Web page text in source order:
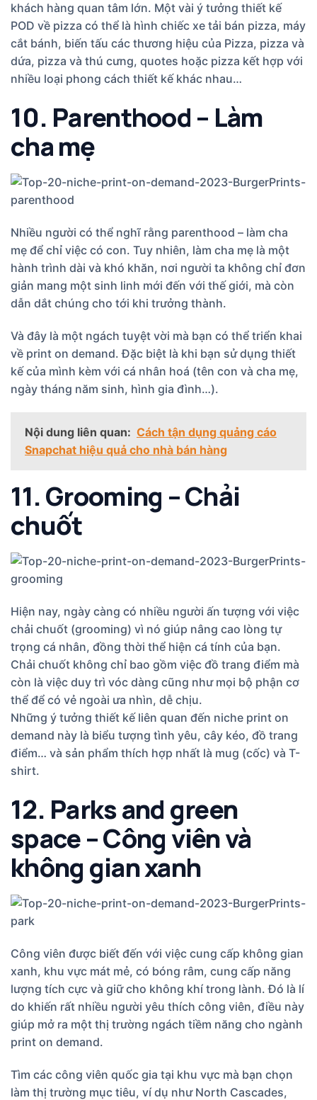
khách hàng quan tâm lớn. Một vài ý tưởng thiết kế
POD về pizza có thể là hình chiếc xe tải bán pizza, máy
cắt bánh, biến tấu các thương hiệu của Pizza, pizza và
dứa, pizza và thú cưng, quotes hoặc pizza kết hợp với
nhiều loại phong cách thiết kế khác nhau…
10. Parenthood – Làm
cha mẹ
Nhiều người có thể nghĩ rằng parenthood – làm cha
mẹ để chỉ việc có con. Tuy nhiên, làm cha mẹ là một
hành trình dài và khó khăn, nơi người ta không chỉ đơn
giản mang một sinh linh mới đến với thế giới, mà còn
dẫn dắt chúng cho tới khi trưởng thành.
Và đây là một ngách tuyệt vời mà bạn có thể triển khai
về print on demand. Đặc biệt là khi bạn sử dụng thiết
kế của mình kèm với cá nhân hoá (tên con và cha mẹ,
ngày tháng năm sinh, hình gia đình…).
Nội dung liên quan: Cách tận dụng quảng cáo
Snapchat hiệu quả cho nhà bán hàng
11. Grooming – Chải
chuốt
Hiện nay, ngày càng có nhiều người ấn tượng với việc
chải chuốt (grooming) vì nó giúp nâng cao lòng tự
trọng cá nhân, đồng thời thể hiện cá tính của bạn.
Chải chuốt không chỉ bao gồm việc đồ trang điểm mà
còn là việc duy trì vóc dàng cũng như mọi bộ phận cơ
thể để có vẻ ngoài ưa nhìn, dễ chịu.
Những ý tưởng thiết kế liên quan đến niche print on
demand này là biểu tượng tình yêu, cây kéo, đồ trang
điểm… và sản phẩm thích hợp nhất là mug (cốc) và T-
shirt.
12. Parks and green
space – Công viên và
không gian xanh
Công viên được biết đến với việc cung cấp không gian
xanh, khu vực mát mẻ, có bóng râm, cung cấp năng
lượng tích cực và giữ cho không khí trong lành. Đó là lí
do khiến rất nhiều người yêu thích công viên, điều này
giúp mở ra một thị trường ngách tiềm năng cho ngành
print on demand.
Tìm các công viên quốc gia tại khu vực mà bạn chọn
làm thị trường mục tiêu, ví dụ như North Cascades,